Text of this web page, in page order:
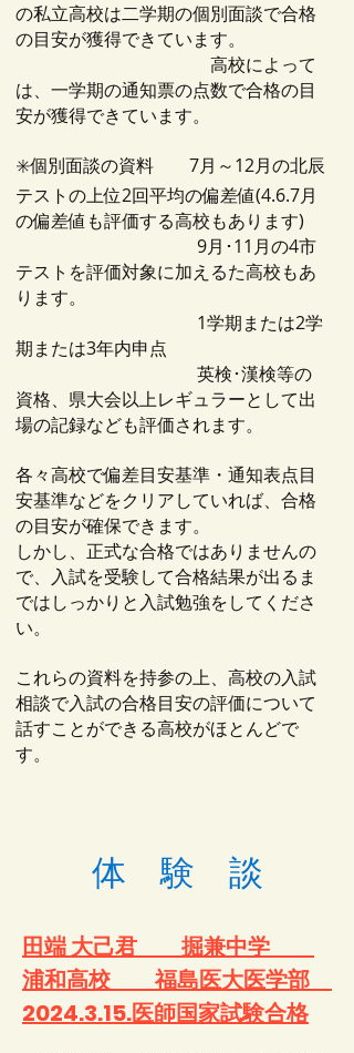
の私立高校は二学期の個別面談で合格
の目安が獲得できています。
高校によって
は、一学期の通知票の点数で合格の目
安が獲得できています。
✳️個別面談の資料 7月～12月の北辰
テストの上位2回平均の偏差値(4.6.7月
の偏差値も評価する高校もあります)
9月･11月の4市
テストを評価対象に加えるた高校もあ
ります。
1学期または2学
期または3年内申点
英検･漢検等の
資格、県大会以上レギュラーとして出
場の記録なども評価されます。
各々高校で偏差目安基準・通知表点目
安基準などをクリアしていれば、合格
の目安が確保できます。
しかし、正式な合格ではありませんの
で、入試を受験して合格結果が出るま
ではしっかりと入試勉強をしてくださ
い。
これらの資料を持参の上、高校の入試
相談で入試の合格目安の評価について
話すことができる高校がほとんどで
す。
体 験 談
田端 大己君 掘兼中学
浦和高校 福島医大医学部
2024.3.15.医師国家試験合格